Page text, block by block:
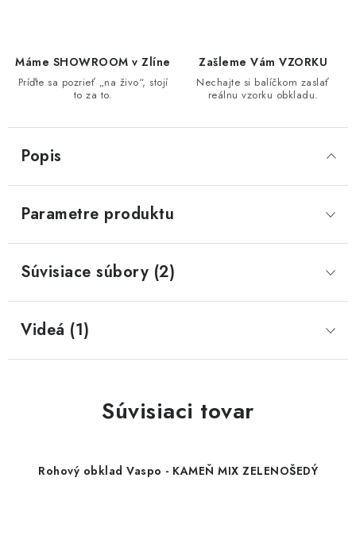
Máme SHOWROOM v Zlíne
Príďte sa pozrieť „na živo“, stojí
to za to.
Zašleme Vám VZORKU
Nechajte si balíčkom zaslať
reálnu vzorku obkladu.
Popis
Parametre produktu
Súvisiace súbory (2)
Videá (1)
Súvisiaci tovar
Rohový obklad Vaspo - KAMEŇ MIX ZELENOŠEDÝ